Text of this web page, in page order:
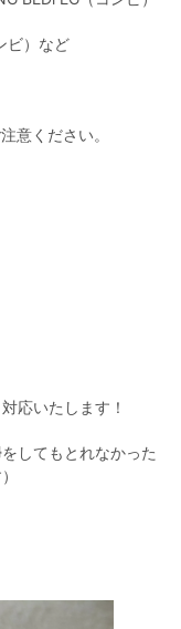
ビ）など
意ください。
応いたします！
してもとれなかった